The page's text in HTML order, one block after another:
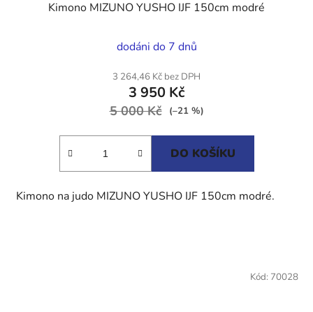
Kimono MIZUNO YUSHO IJF 150cm modré
hodnocení
produktu
je
4,5
dodáni do 7 dnů
3 264,46 Kč bez DPH
3 950 Kč
5 000 Kč (–21 %)
DO KOŠÍKU
Kimono na judo MIZUNO YUSHO IJF 150cm modré.
Kód: 70028